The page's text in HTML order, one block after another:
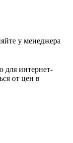
у менеджера
для интернет-
от цен в